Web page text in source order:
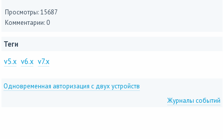
Просмотры: 15687
Комментарии: 0
Теги
v5.x v6.x v7.x
Одновременная авторизация с двух устройств
Журналы событий